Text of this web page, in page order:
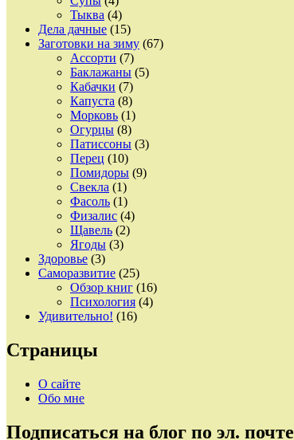
Тыква (4)
Дела дачные (15)
Заготовки на зиму (67)
Ассорти (7)
Баклажаны (5)
Кабачки (7)
Капуста (8)
Морковь (1)
Огурцы (8)
Патиссоны (3)
Перец (10)
Помидоры (9)
Свекла (1)
Фасоль (1)
Физалис (4)
Щавель (2)
Ягоды (3)
Здоровье (3)
Саморазвитие (25)
Обзор книг (16)
Психология (4)
Удивительно! (16)
Страницы
О сайте
Обо мне
Подписаться на блог по эл. почте